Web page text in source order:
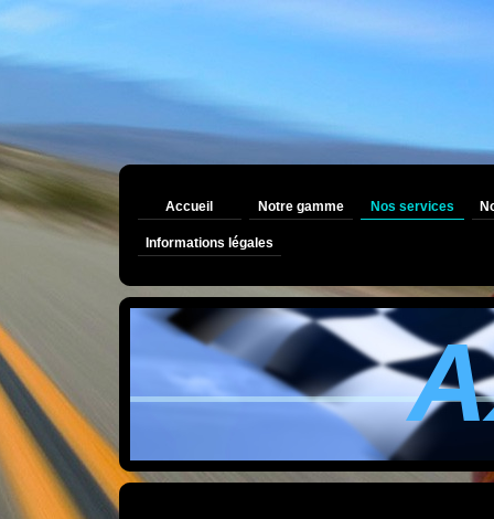
Accueil Notre gamme Nos services
Informations légales